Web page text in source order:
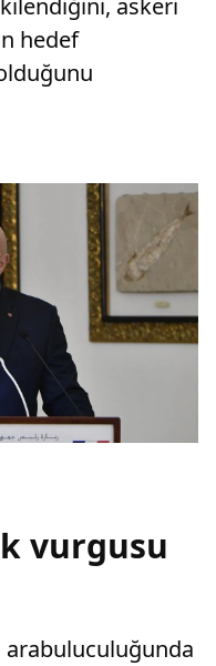
askeri
hedef
vurgusu
arabuluculuğunda